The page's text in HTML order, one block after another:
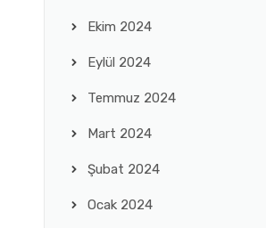
Ekim 2024
Eylül 2024
Temmuz 2024
Mart 2024
Şubat 2024
Ocak 2024